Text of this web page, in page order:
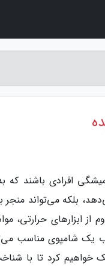
افرادی باشند که
بلکه می‌تواند منجر
ابزارهای حرارتی،
یک شامپوی مناسب
خواهیم کرد تا با